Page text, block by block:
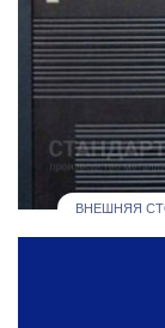
ВНЕШНЯЯ